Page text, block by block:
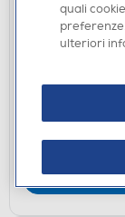
ACCESSORI AUDIO
DISPONIBILE
Acquisto
Ritiro in
quali
ulteriori